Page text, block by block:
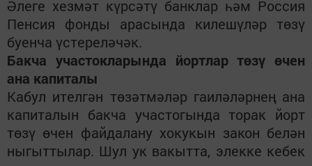
Әлеге хезмәт күрсәтү банклар һәм Россия
Пенсия фонды арасында килешүләр төзү
буенча үстереләчәк.
Бакча участокларында йортлар төзү өчен
ана капиталы
Кабул ителгән төзәтмәләр гаиләләрнең ана
капиталын бакча участогында торак йорт
төзү өчен файдалану хокукын закон белән
ныгыттылар. Шул ук вакытта, элекке кебек